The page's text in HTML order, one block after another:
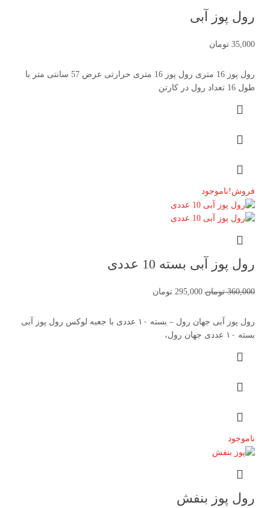
رول پوز آبی
35,000 تومان
رول پوز 16 متری رول پوز 16 متری حرارتی عرض 57 سانتی متر با
طول 16 تعداد رول در کارتن
فروش!ناموجود
رول پوز آبی بسته 10 عددی
360,000 تومان 295,000 تومان
رول پوز آبی جهان رول – بسته ۱۰ عددی با جعبه لوکس رول پوز آبی
بسته ۱۰ عددی جهان رول،
ناموجود
رول پوز بنفش